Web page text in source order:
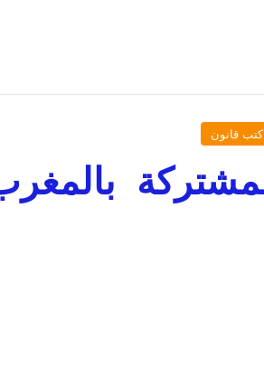
كتب قانون